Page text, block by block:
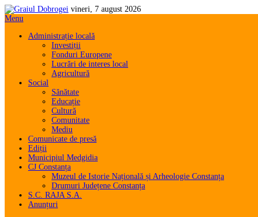
vineri, 7 august 2026
Menu
Administrație locală
Investiții
Fonduri Europene
Lucrări de interes local
Agricultură
Social
Sănătate
Educație
Cultură
Comunitate
Mediu
Comunicate de presă
Ediții
Municipiul Medgidia
CJ Constanța
Muzeul de Istorie Națională și Arheologie Constanța
Drumuri Județene Constanța
S.C. RAJA S.A.
Anunțuri